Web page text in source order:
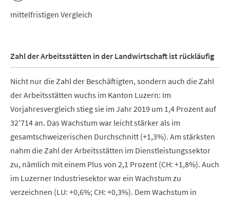
mittelfristigen Vergleich
Zahl der Arbeitsstätten in der Landwirtschaft ist rückläufig
Nicht nur die Zahl der Beschäftigten, sondern auch die Zahl
der Arbeitsstätten wuchs im Kanton Luzern: Im
Vorjahresvergleich stieg sie im Jahr 2019 um 1,4 Prozent auf
32'714 an. Das Wachstum war leicht stärker als im
gesamtschweizerischen Durchschnitt (+1,3%). Am stärksten
nahm die Zahl der Arbeitsstätten im Dienstleistungssektor
zu, nämlich miteinem Plus von 2,1 Prozent (CH: +1,8%). Auch
im Luzerner Industriesektor war ein Wachstum zu
verzeichnen (LU: +0,6%; CH: +0,3%). Dem Wachstum in